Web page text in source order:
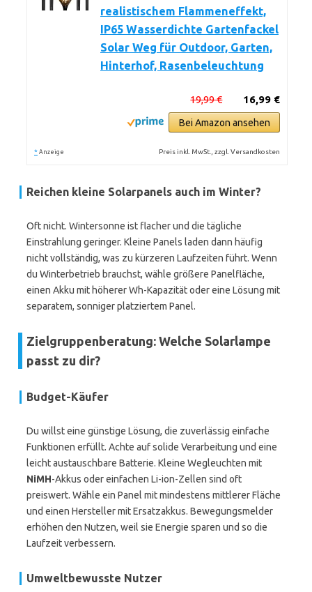
realistischem Flammeneffekt,
IP65 Wasserdichte Gartenfackel
Solar Weg für Outdoor, Garten,
Hinterhof, Rasenbeleuchtung
16,99 €
19,99 €
Bei Amazon ansehen
* Anzeige Preis inkl. MwSt., zzgl. Versandkosten
Reichen kleine Solarpanels auch im Winter?
Oft nicht. Wintersonne ist flacher und die tägliche
Einstrahlung geringer. Kleine Panels laden dann häufig
nicht vollständig, was zu kürzeren Laufzeiten führt. Wenn
du Winterbetrieb brauchst, wähle größere Panelfläche,
einen Akku mit höherer Wh-Kapazität oder eine Lösung mit
separatem, sonniger platziertem Panel.
Zielgruppenberatung: Welche Solarlampe
passt zu dir?
Budget-Käufer
Du willst eine günstige Lösung, die zuverlässig einfache
Funktionen erfüllt. Achte auf solide Verarbeitung und eine
leicht austauschbare Batterie. Kleine Wegleuchten mit
NiMH-Akkus oder einfachen Li-ion-Zellen sind oft
preiswert. Wähle ein Panel mit mindestens mittlerer Fläche
und einen Hersteller mit Ersatzakkus. Bewegungsmelder
erhöhen den Nutzen, weil sie Energie sparen und so die
Laufzeit verbessern.
Umweltbewusste Nutzer